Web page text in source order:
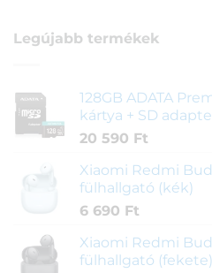
Legújabb termékek
128GB ADATA
kártya + SD
20 590 Ft
Xiaomi Redmi
fülhallgató (kék)
6 690 Ft
Xiaomi Redmi
fülhallgató (fekete)